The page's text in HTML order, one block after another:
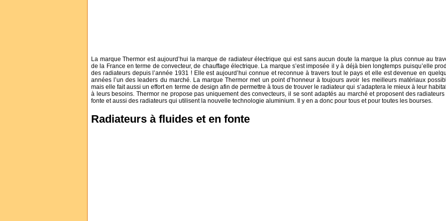
La marque Thermor est aujourd’hui la marque de radiateur électrique qui est sans aucun doute la marque la plus connue au
de la France en terme de convecteur, de chauffage électrique. La marque s’est imposée il y à déjà bien longtemps puisqu’elle
des radiateurs depuis l’année 1931 ! Elle est aujourd’hui connue et reconnue à travers tout le pays et elle est devenue en
années l’un des leaders du marché. La marque Thermor met un point d’honneur à toujours avoir les meilleurs matériaux
mais elle fait aussi un effort en terme de design afin de permettre à tous de trouver le radiateur qui s’adaptera le mieux à leur
à leurs besoins. Thermor ne propose pas uniquement des convecteurs, il se sont adaptés au marché et proposent des radiateurs
fonte et aussi des radiateurs qui utilisent la nouvelle technologie aluminium. Il y en a donc pour tous et pour toutes les bourses.
Radiateurs à fluides et en fonte